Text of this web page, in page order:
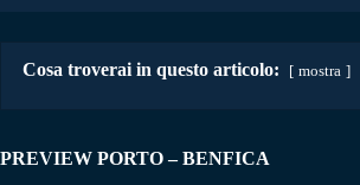
Cosa troverai in questo articolo: mostra
PREVIEW PORTO – BENFICA